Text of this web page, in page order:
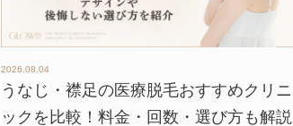
2026.08.04
うなじ・襟足の医療脱毛おすすめクリニ
ックを比較！料金・回数・選び方も解説